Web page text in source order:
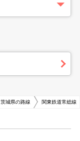
茨城県の路線 関東鉄道常総線